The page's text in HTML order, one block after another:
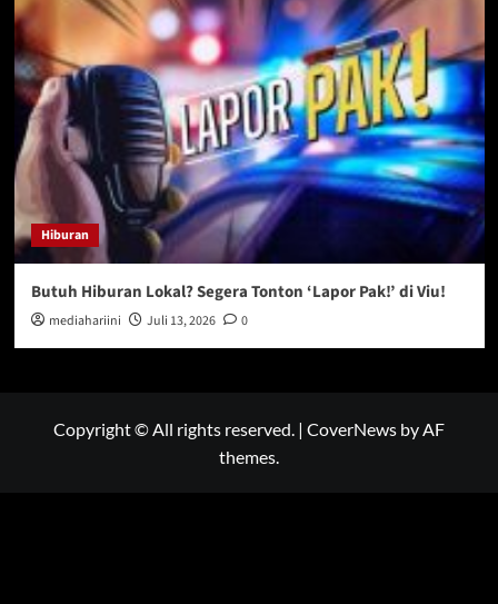
Hiburan
Butuh Hiburan Lokal? Segera Tonton ‘Lapor Pak!’ di Viu!
mediahariini Juli 13, 2026 0
Copyright © All rights reserved. | CoverNews by AF
themes.